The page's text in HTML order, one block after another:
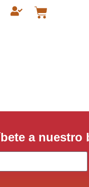
a nuestro